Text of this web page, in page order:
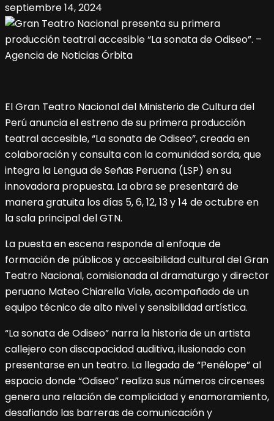
septiembre 14, 2024
El Gran Teatro Nacional del Ministerio de Cultura del
Perú anuncia el estreno de su primera producción
teatral accesible, “La sonata de Odiseo”, creada en
colaboración y consulta con la comunidad sorda, que
integra la Lengua de Señas Peruana (LSP) en su
innovadora propuesta. La obra se presentará de
manera gratuita los días 5, 6, 12, 13 y 14 de octubre en
la sala principal del GTN.
La puesta en escena responde al enfoque de
formación de públicos y accesibilidad cultural del Gran
Teatro Nacional, comisionada al dramaturgo y director
peruano Mateo Chiarella Viale, acompañado de un
equipo técnico de alto nivel y sensibilidad artística.
“La sonata de Odiseo” narra la historia de un artista
callejero con discapacidad auditiva, ilusionado con
presentarse en un teatro. La llegada de “Penélope” al
espacio donde “Odiseo” realiza sus números circenses
genera una relación de complicidad y enamoramiento,
desafiando las barreras de comunicación y